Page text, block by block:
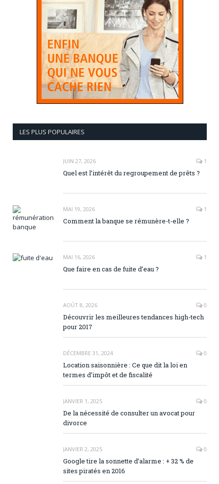
LES PLUS POPULAIRES
JUIN 27, 2026 1
Quel est l’intérêt du regroupement de prêts ?
MAI 19, 2026 1
Comment la banque se rémunère-t-elle ?
MAI 16, 2026 1
Que faire en cas de fuite d’eau ?
AOÛT 8, 2026 0
Découvrir les meilleures tendances high-tech
pour 2017
DÉCEMBRE 31, 2024 0
Location saisonnière : Ce que dit la loi en
termes d’impôt et de fiscalité
JANVIER 1, 2025 0
De la nécessité de consulter un avocat pour
divorce
JANVIER 2, 2025 0
Google tire la sonnette d’alarme : + 32 % de
sites piratés en 2016